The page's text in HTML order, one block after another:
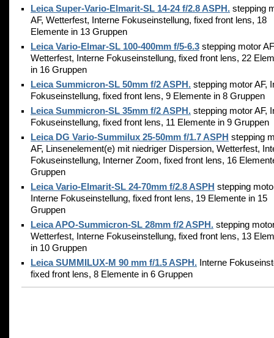
Leica Super-Vario-Elmarit-SL 14-24 f/2.8 ASPH. stepping
AF, Wetterfest, Interne Fokuseinstellung, fixed front lens, 18
Elemente in 13 Gruppen
Leica Vario-Elmar-SL 100-400mm f/5-6.3 stepping motor
Wetterfest, Interne Fokuseinstellung, fixed front lens, 22
in 16 Gruppen
Leica Summicron-SL 50mm f/2 ASPH. stepping motor AF,
Fokuseinstellung, fixed front lens, 9 Elemente in 8 Gruppen
Leica Summicron-SL 35mm f/2 ASPH. stepping motor AF,
Fokuseinstellung, fixed front lens, 11 Elemente in 9 Gruppen
Leica DG Vario-Summilux 25-50mm f/1.7 ASPH stepping
AF, Linsenelement(e) mit niedriger Dispersion, Wetterfest,
Fokuseinstellung, Interner Zoom, fixed front lens, 16
Gruppen
Leica Vario-Elmarit-SL 24-70mm f/2.8 ASPH stepping
Interne Fokuseinstellung, fixed front lens, 19 Elemente in 15
Gruppen
Leica APO-Summicron-SL 28mm f/2 ASPH. stepping
Wetterfest, Interne Fokuseinstellung, fixed front lens, 13
in 10 Gruppen
Leica SUMMILUX-M 90 mm f/1.5 ASPH. Interne
fixed front lens, 8 Elemente in 6 Gruppen